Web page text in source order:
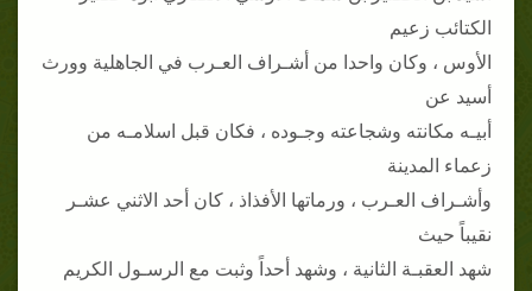
الكتائب زعيم
الأوس ، وكان واحدا من أشـراف العـرب في الجاهلية وورث
أسيد عن
أبيـه مكانته وشجاعته وجـوده ، فكان قبل اسلامـه من
زعماء المدينة
وأشـراف العـرب ، ورماتها الأفذاذ ، كان أحد الاثني عشـر
نقيباً حيث
شهد العقبـة الثانية ، وشهد أحداً وثبت مع الرسـول الكريم